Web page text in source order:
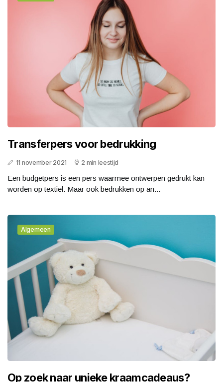
Transferpers voor bedrukking
11 november 2021 2 min leestijd
Een budgetpers is een pers waarmee ontwerpen gedrukt kan
worden op textiel. Maar ook bedrukken op an...
Algemeen
Op zoek naar unieke kraamcadeaus?